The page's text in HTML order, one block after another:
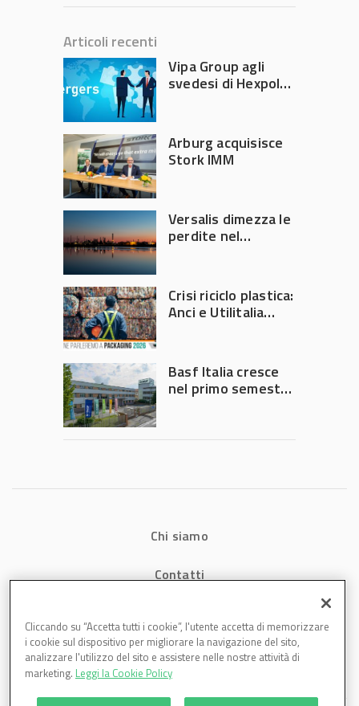
Articoli recenti
Vipa Group agli
svedesi di Hexpol
Arburg acquisisce
Stork IMM
Versalis dimezza le
perdite nel
Crisi riciclo plastica:
Anci e Utilitalia
Governo
Basf Italia cresce
nel primo semestre
Chi siamo
Contatti
Cookies
Cliccando su “Accetta tutti i cookie”, l'utente accetta di memorizzare
i cookie sul dispositivo per migliorare la navigazione del sito,
analizzare l'utilizzo del sito e assistere nelle nostre attività di
marketing. Leggi la Cookie Policy